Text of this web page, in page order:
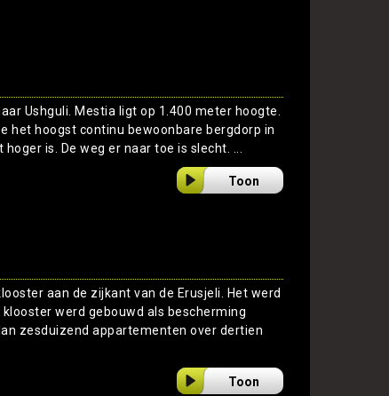
Ushguli. Mestia ligt op 1.400 meter hoogte.
het hoogst continu bewoonbare bergdorp in
is. De weg er naar toe is slecht. ...
Toon
aan de zijkant van de Erusjeli. Het werd
werd gebouwd als bescherming
zesduizend appartementen over dertien
Toon